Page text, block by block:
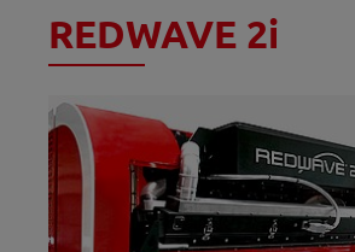
REDWAVE 2i